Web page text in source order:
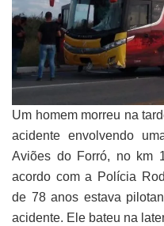
Um homem morreu na
acidente envolvendo
Aviões do Forró, no km
acordo com a Polícia
de 78 anos estava
acidente. Ele bateu na